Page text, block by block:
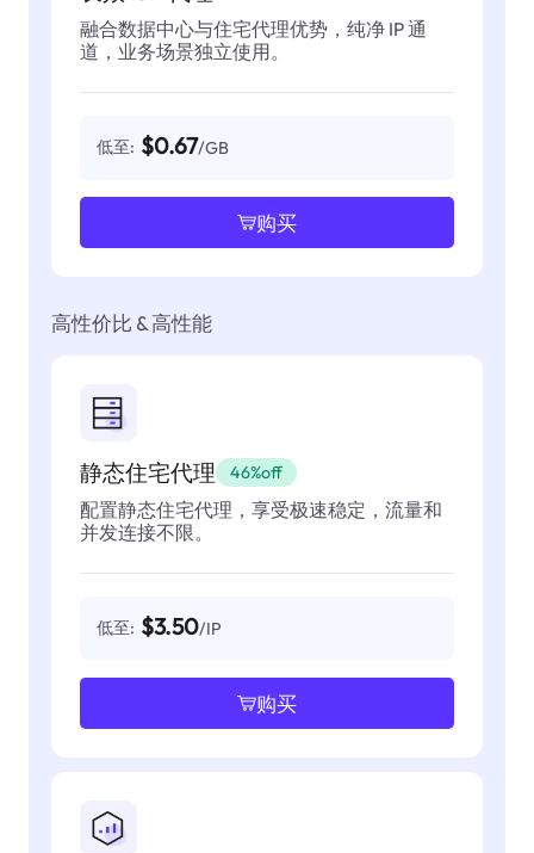
融合数据中心与住宅代理优势，纯净 IP 通
道，业务场景独立使用。
低至: $0.67/GB
购买
高性价比 & 高性能
静态住宅代理 46%off
配置静态住宅代理，享受极速稳定，流量和
并发连接不限。
低至: $3.50/IP
购买